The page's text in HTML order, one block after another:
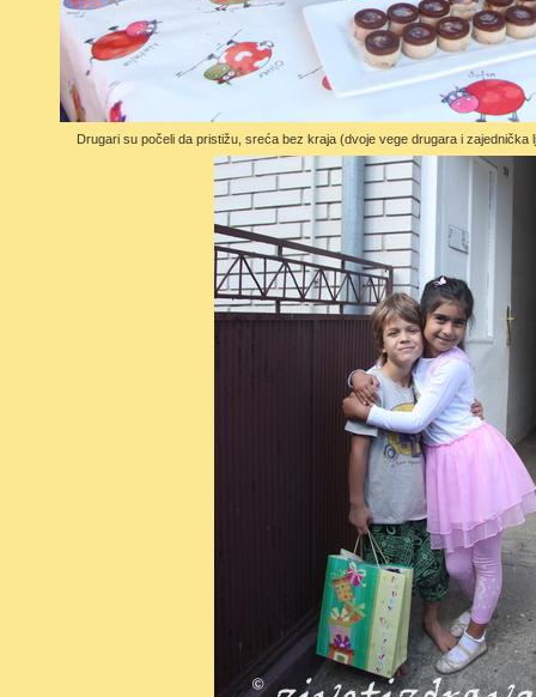
Drugari su počeli da pristižu, sreća bez kraja (dvoje vege drugara i zajednička